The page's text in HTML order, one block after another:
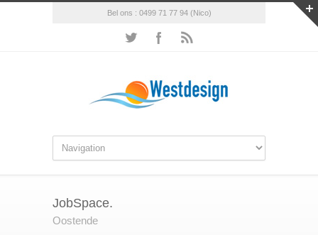
Bel ons : 0499 71 77 94 (Nico)
JobSpace.
Oostende